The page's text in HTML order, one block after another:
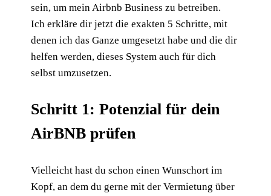
sein, um mein Airbnb Business zu betreiben.
Ich erkläre dir jetzt die exakten 5 Schritte, mit
denen ich das Ganze umgesetzt habe und die dir
helfen werden, dieses System auch für dich
selbst umzusetzen.
Schritt 1: Potenzial für dein
AirBNB prüfen
Vielleicht hast du schon einen Wunschort im
Kopf, an dem du gerne mit der Vermietung über